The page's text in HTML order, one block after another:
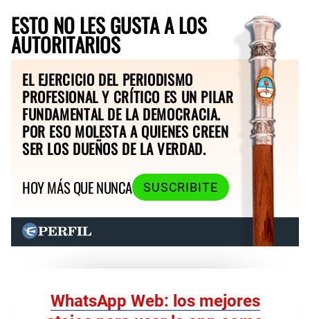
ESTO NO LES GUSTA A LOS
AUTORITARIOS
EL EJERCICIO DEL PERIODISMO
PROFESIONAL Y CRÍTICO ES UN PILAR
FUNDAMENTAL DE LA DEMOCRACIA.
POR ESO MOLESTA A QUIENES CREEN
SER LOS DUEÑOS DE LA VERDAD.
HOY MÁS QUE NUNCA
SUSCRIBITE
WhatsApp Web: los mejores